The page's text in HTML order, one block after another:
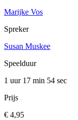
Marijke Vos
Spreker
Susan Muskee
Speelduur
1 uur 17 min 54 sec
Prijs
€ 4,95